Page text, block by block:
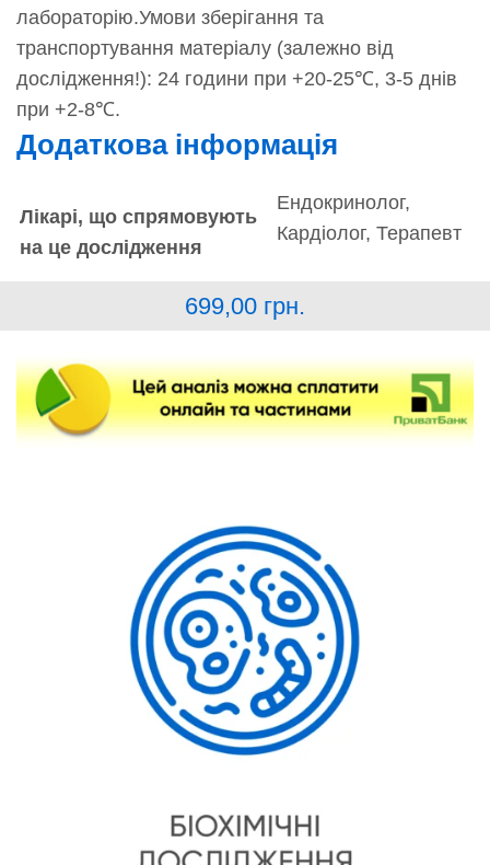
лабораторію.Умови зберігання та
транспортування матеріалу (залежно від
дослідження!): 24 години при +20-25℃, 3-5 днів
при +2-8℃.
Додаткова інформація
Лікарі, що спрямовують
на це дослідження
Ендокринолог,
Кардіолог, Терапевт
699,00 грн.